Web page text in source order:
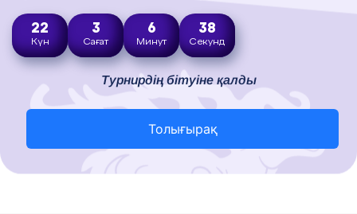
22
Күн
3
Сағат
6
Минут
37
Секунд
Турнирдің бітуіне қалды
Толығырақ